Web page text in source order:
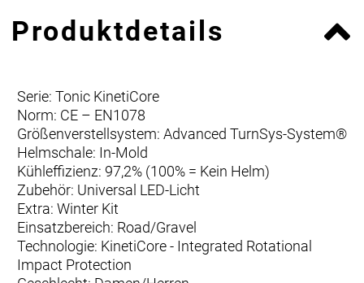
Produktdetails
Serie: Tonic KinetiCore
Norm: CE – EN1078
Größenverstellsystem: Advanced TurnSys-System®
Helmschale: In-Mold
Kühleffizienz: 97,2% (100% = Kein Helm)
Zubehör: Universal LED-Licht
Extra: Winter Kit
Einsatzbereich: Road/Gravel
Technologie: KinetiCore - Integrated Rotational
Impact Protection